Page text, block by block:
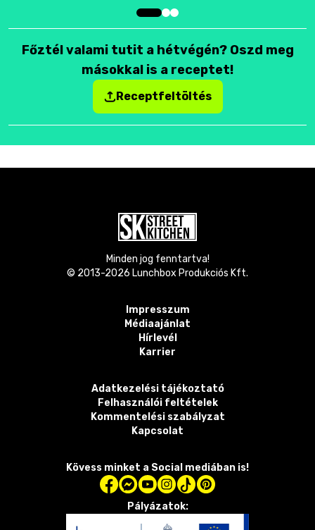
Főztél valami tutit a hétvégén? Oszd meg
másokkal is a receptet!
Receptfeltöltés
Minden jog fenntartva!
© 2013-2026 Lunchbox Produkciós Kft.
Impresszum
Médiaajánlat
Hírlevél
Karrier
Adatkezelési tájékoztató
Felhasználói feltételek
Kommentelési szabályzat
Kapcsolat
Kövess minket a Social mediában is!
Pályázatok: